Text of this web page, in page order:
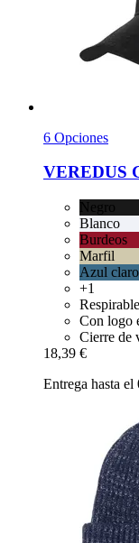
6 Opciones
VEREDUS
Negro
Blanco
Burdeos
Marfil
Azul claro
+1
Respirable
Con logo
Cierre de
18,39 €
Entrega hasta el